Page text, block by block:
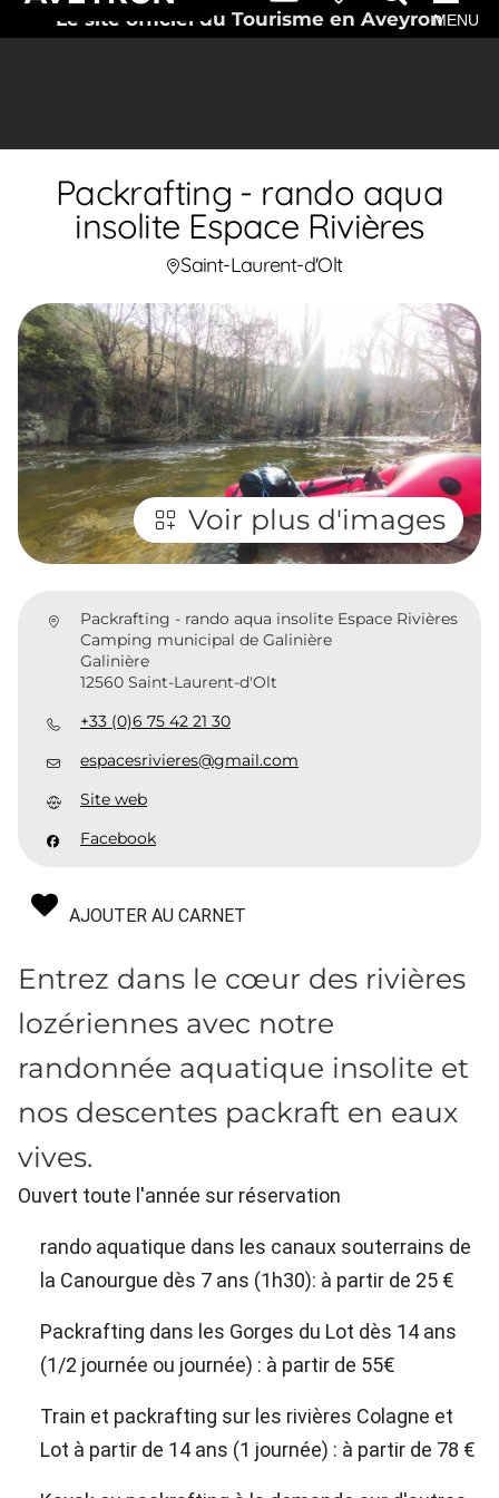
Le site officiel du Tourisme en AveyronMENU
Packrafting - rando aqua
insolite Espace Rivières
Saint-Laurent-d'Olt
Voir plus d'images
Packrafting - rando aqua insolite Espace Rivières
Camping municipal de Galinière
Galinière
12560 Saint-Laurent-d'Olt
+33 (0)6 75 42 21 30
espacesrivieres@gmail.com
Site web
Facebook
AJOUTER AU CARNET
Entrez dans le cœur des rivières
lozériennes avec notre
randonnée aquatique insolite et
nos descentes packraft en eaux
vives.
Ouvert toute l'année sur réservation
rando aquatique dans les canaux souterrains de
la Canourgue dès 7 ans (1h30): à partir de 25 €
Packrafting dans les Gorges du Lot dès 14 ans
(1/2 journée ou journée) : à partir de 55€
Train et packrafting sur les rivières Colagne et
Lot à partir de 14 ans (1 journée) : à partir de 78 €